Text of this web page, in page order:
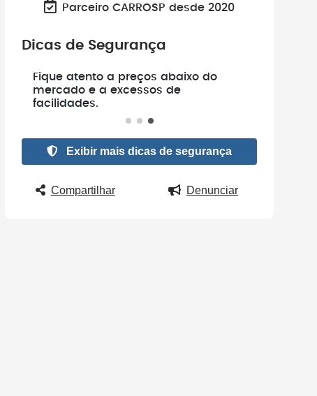
Parceiro CARROSP desde 2020
Dicas de Segurança
Fique atento a preços abaixo do
mercado e a excessos de
facilidades.
Exibir mais dicas de segurança
Compartilhar Denunciar